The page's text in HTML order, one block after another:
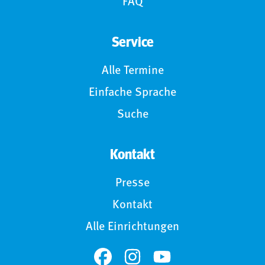
FAQ
Service
Alle Termine
Einfache Sprache
Suche
Kontakt
Presse
Kontakt
Alle Einrichtungen